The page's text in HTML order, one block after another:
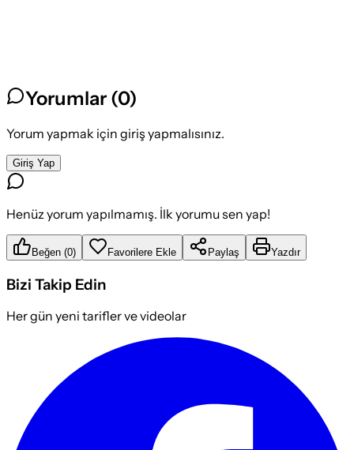
Yorumlar (0)
Yorum yapmak için giriş yapmalısınız.
Giriş Yap
Henüz yorum yapılmamış. İlk yorumu sen yap!
Beğen (0) Favorilere Ekle Paylaş Yazdır
Bizi Takip Edin
Her gün yeni tarifler ve videolar